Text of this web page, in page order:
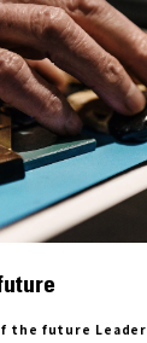
the future Leader